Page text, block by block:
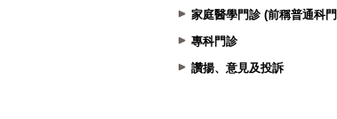
家庭醫學門診 (前稱普通科
專科門診
讚揚、意見及投訴